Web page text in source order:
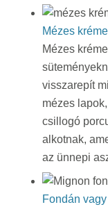
Mézes
Mézes
visszarepít
mézes
csillogó
alkotnak,
az ünnepi
Fondán